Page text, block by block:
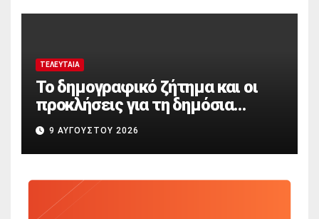
ΤΕΛΕΥΤΑΊΑ
Το δημογραφικό ζήτημα και οι
προκλήσεις για τη δημόσια
κοινωνική ασφάλιση
9 ΑΥΓΟΎΣΤΟΥ 2026